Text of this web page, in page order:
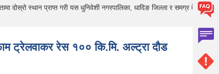
दोस्रो स्थान प्राप्त गरी यस धुनिवेशी नगरपालिका, धादिङ जिल्ला र समग्र देशकै
ट्रेलवाकर रेस १०० कि.मि. अल्ट्रा दौड